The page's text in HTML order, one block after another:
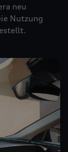
neu
Nutzung